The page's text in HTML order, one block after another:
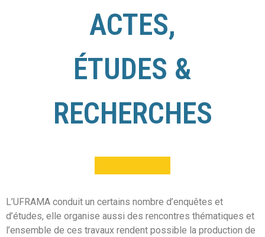
ACTES,
ÉTUDES &
RECHERCHES
L’UFRAMA conduit un certains nombre d’enquêtes et
d’études, elle organise aussi des rencontres thématiques et
l’ensemble de ces travaux rendent possible la production de